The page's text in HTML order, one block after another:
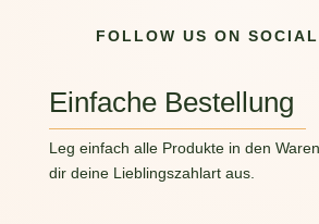
FOLLOW US ON
Einfache Bestellung
Leg einfach alle Produkte in den
dir deine Lieblingszahlart aus.